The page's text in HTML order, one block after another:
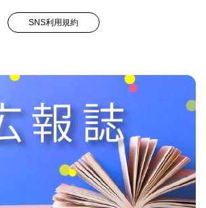
SNS利用規約